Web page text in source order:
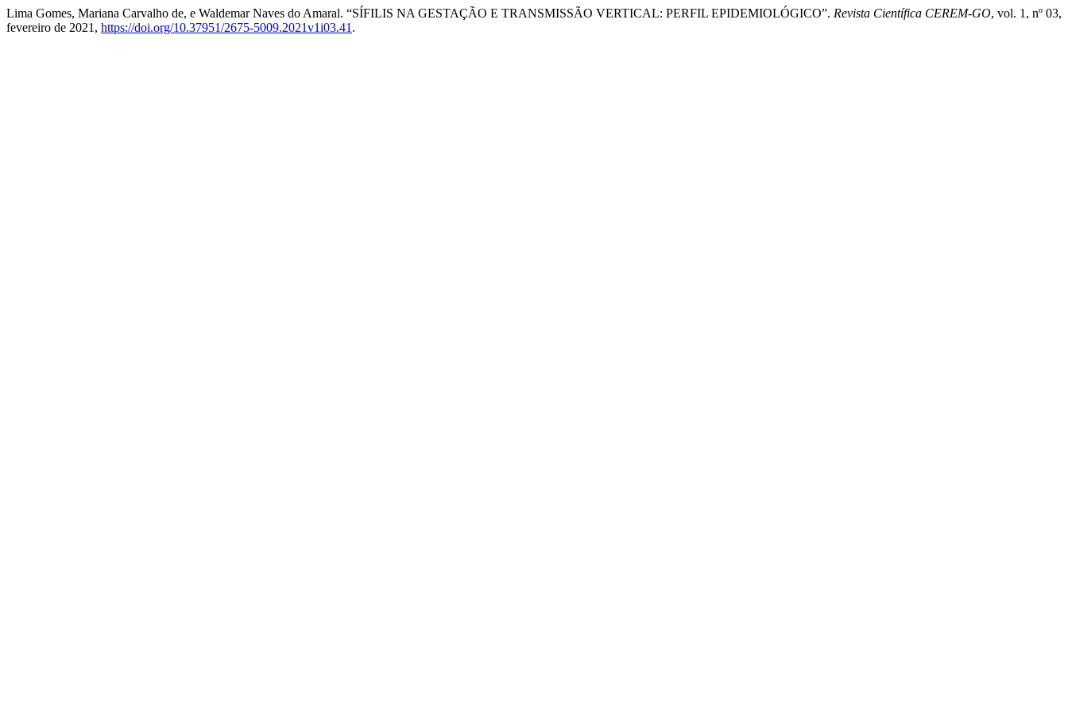
Lima Gomes, Mariana Carvalho de, e Waldemar Naves do Amaral. “SÍFILIS NA GESTAÇÃO E TRANSMISSÃO VERTICAL: PERFIL EPIDEMIOLÓGICO”. Revista Científica CEREM-GO, vol. 1, nº 03,
fevereiro de 2021, https://doi.org/10.37951/2675-5009.2021v1i03.41 .